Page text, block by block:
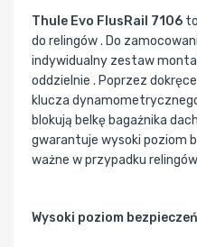
Thule Evo FlusRail 7106
do relingów . Do
indywidualny zestaw
oddzielnie . Poprzez
klucza
blokują belkę bagażnika
gwarantuje wysoki poziom
ważne w przypadku
Wysoki poziom